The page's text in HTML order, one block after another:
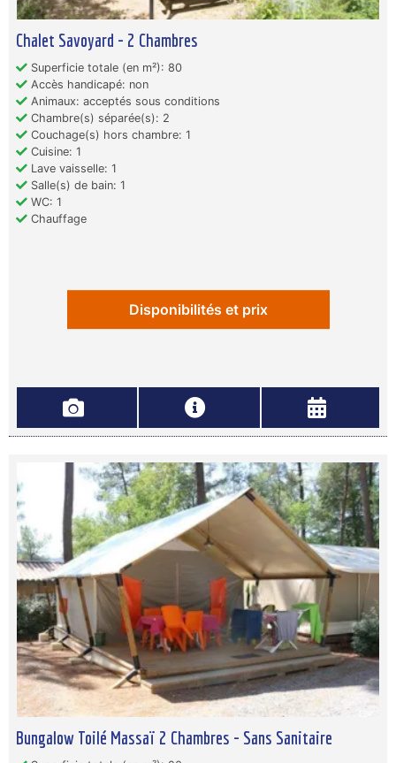
Chalet Savoyard - 2 Chambres
Superficie totale (en m²): 80
Accès handicapé: non
Animaux: acceptés sous conditions
Chambre(s) séparée(s): 2
Couchage(s) hors chambre: 1
Cuisine: 1
Lave vaisselle: 1
Salle(s) de bain: 1
WC: 1
Chauffage
Disponibilités et prix
Bungalow Toilé Massaï 2 Chambres - Sans Sanitaire